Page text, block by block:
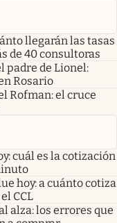
llegarán las tasas
de 40 consultoras
padre de Lionel:
Rosario
Rofman: el cruce
cuál es la cotización
hoy: a cuánto cotiza
CCL
alza: los errores que